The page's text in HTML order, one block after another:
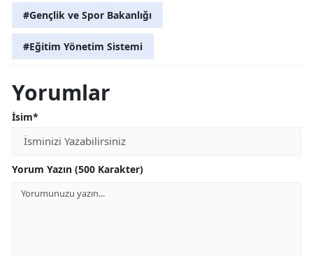
#Gençlik ve Spor Bakanlığı
#Eğitim Yönetim Sistemi
Yorumlar
İsim*
Yorum Yazın (500 Karakter)